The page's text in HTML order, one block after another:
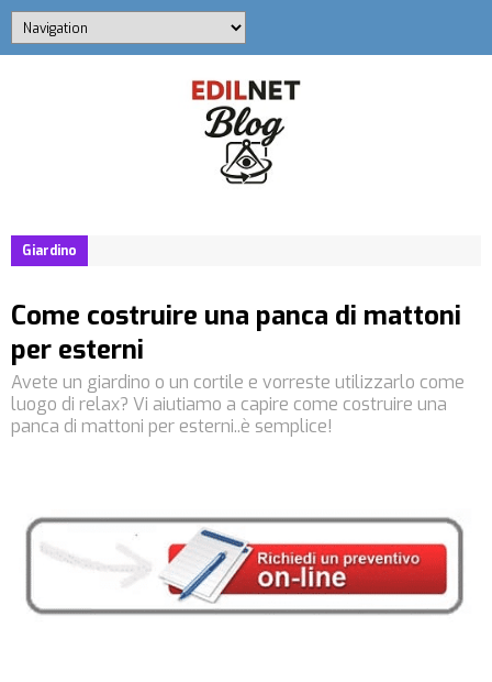
Giardino
Come costruire una panca di mattoni
per esterni
Avete un giardino o un cortile e vorreste utilizzarlo come
luogo di relax? Vi aiutiamo a capire come costruire una
panca di mattoni per esterni..è semplice!